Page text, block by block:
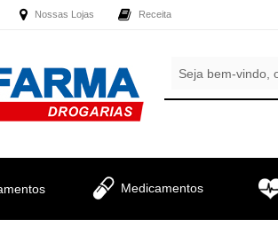
Nossas Lojas Receita
Medicamentos